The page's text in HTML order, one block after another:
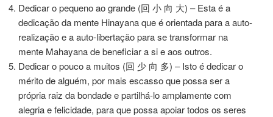
Dedicar o pequeno ao grande (回 小 向 大) – Esta é a
dedicação da mente Hinayana que é orientada para a auto-
realização e a auto-libertação para se transformar na
mente Mahayana de beneficiar a si e aos outros.
Dedicar o pouco a muitos (回 少 向 多) – Isto é dedicar o
mérito de alguém, por mais escasso que possa ser a
própria raiz da bondade e partilhá-lo amplamente com
alegria e felicidade, para que possa apoiar todos os seres